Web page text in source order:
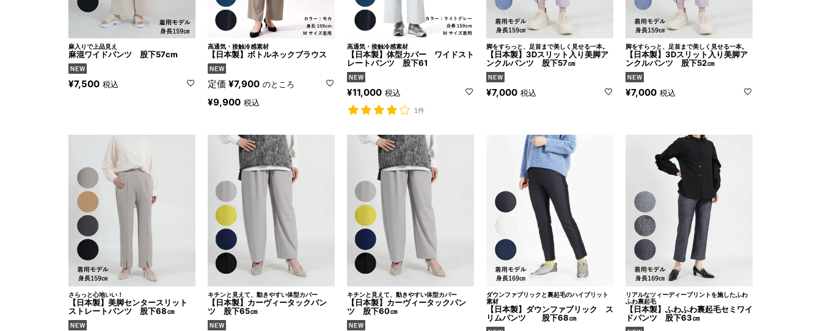
麻入りで上品見え
麻混ワイドパンツ 股下57cm
¥7,500 税込
高通気・接触冷感素材
【日本製】ボトルネックブラウス
定価 ¥7,900 のところ
¥9,900 税込
高通気・接触冷感素材
【日本製】体型カバー ワイドスト
レートパンツ 股下61
¥11,000 税込
1件
脚をすらっと、足首まで美しく見せる一本。
【日本製】3Dスリット入り美脚ア
ンクルパンツ 股下57㎝
¥7,000 税込
脚をすらっと、足首まで美しく見せる一本。
【日本製】3Dスリット入り美脚ア
ンクルパンツ 股下52㎝
¥7,000 税込
さらっと心地いい！
【日本製】美脚センタースリット
ストレートパンツ 股下68㎝
キチンと見えて、動きやすい体型カバー
【日本製】カーヴィータックパン
ツ 股下65㎝
キチンと見えて、動きやすい体型カバー
【日本製】カーヴィータックパン
ツ 股下60㎝
ダウンファブリックと裏起毛のハイブリット
素材
【日本製】ダウンファブリック ス
リムパンツ 股下68㎝
リアルなツィーディープリントを施したふわ
ふわ裏起毛
【日本製】ふわふわ裏起毛セミワイ
ドパンツ 股下63㎝